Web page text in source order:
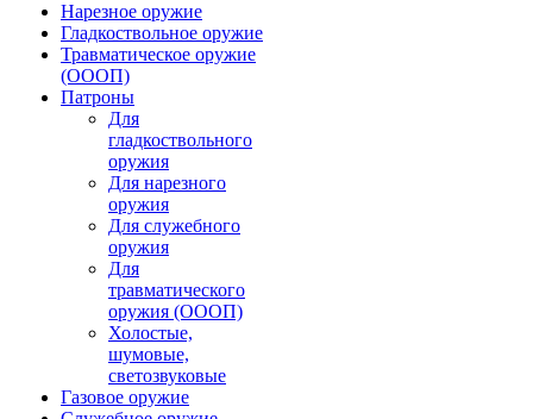
Нарезное оружие
Гладкоствольное оружие
Травматическое оружие
(ОООП)
Патроны
Для
гладкоствольного
оружия
Для нарезного
оружия
Для служебного
оружия
Для
травматического
оружия (ОООП)
Холостые,
шумовые,
светозвуковые
Газовое оружие